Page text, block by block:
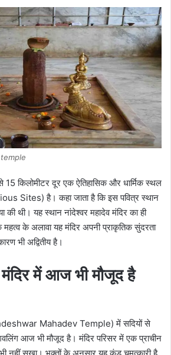
किलोमीटर दूर एक ऐतिहासिक और धार्मिक स्थल
Sites) है। कहा जाता है कि इस पवित्र स्थान
की थी। यह स्थान नांदेश्वर महादेव मंदिर का ही
महत्व के अलावा यह मंदिर अपनी प्राकृतिक सुंदरता
भी अद्वितीय है।
मंदिर में आज भी मौजूद है
Mahadev Temple) में सदियों से
आज भी मौजूद है। मंदिर परिसर में एक प्राचीन